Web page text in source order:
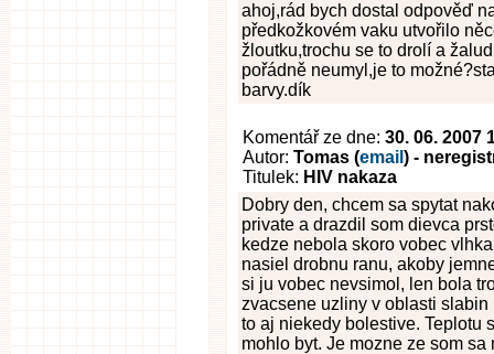
ahoj,rád bych dostal odpověď
předkožkovém vaku utvořilo
žloutku,trochu se to drolí a
pořádně neumyl,je to
barvy.dík
Komentář ze dne: 30. 06. 2007
Autor: Tomas (email ) -
Titulek: HIV nakaza
Dobry den, chcem sa spytat
private a drazdil som dievca
kedze nebola skoro vobec
nasiel drobnu ranu, akoby
si ju vobec nevsimol, len bola
zvacsene uzliny v oblasti
to aj niekedy bolestive. Teplotu
mohlo byt. Je mozne ze som